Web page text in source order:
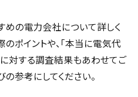
めの電力会社について詳しく
ポイントや、「本当に電気代
に対する調査結果もあわせてご
参考にしてください。